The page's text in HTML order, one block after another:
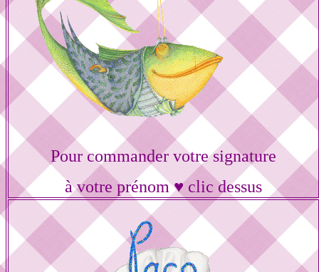
Pour commander votre signature
à votre prénom ♥ clic dessus